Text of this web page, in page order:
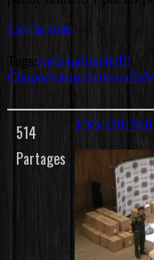
Lire la suite
Tags: cameradoucheEl
Chapoévasionfuitemafia
10Oct2015
514
Partages